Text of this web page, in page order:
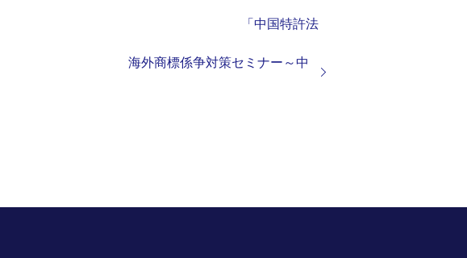
：00 「中国特許法
外商標係争対策セミナー～中